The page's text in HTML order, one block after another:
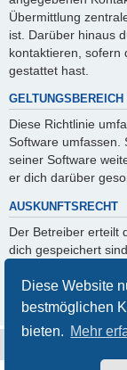
Diese Website
bestmöglichen
bieten. Mehr
Übermittlung
ist. Darüber hinaus
kontaktieren, sofern
gestattet hast.
Diese Richtlinie
Software umfassen.
seiner Software
er dich darüber
AUSKUNFTSRECHT
Der Betreiber erteilt
dich gespeichert sind.
Du kannst jederzeit
verlangen.